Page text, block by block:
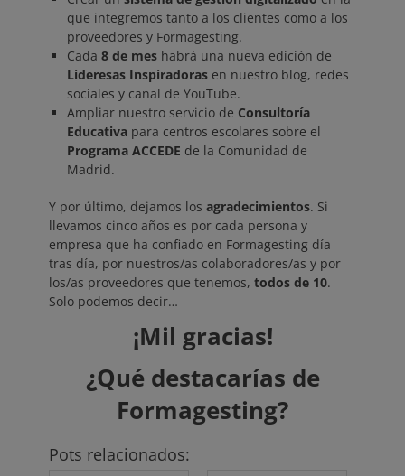
que integremos tanto a los clientes como a los
proveedores y Formagesting.
Cada 8 de mes habrá una nueva edición de
Lideresas Inspiradoras en nuestro blog, redes
sociales y canal de YouTube.
Ampliar nuestro servicio de Consultoría
Educativa para centros escolares sobre el
Programa ACCEDE de la Comunidad de
Madrid.
Y por último, dejamos los agradecimientos. Si
llevamos cinco años es por cada persona y
empresa que ha confiado en Formagesting día
tras día, por nuestros/as colaboradores/as y por
los/as proveedores que tenemos, todos de 10.
Solo podemos decir…
¡Mil gracias!
¿Qué destacarías de
Formagesting?
Pots relacionados: